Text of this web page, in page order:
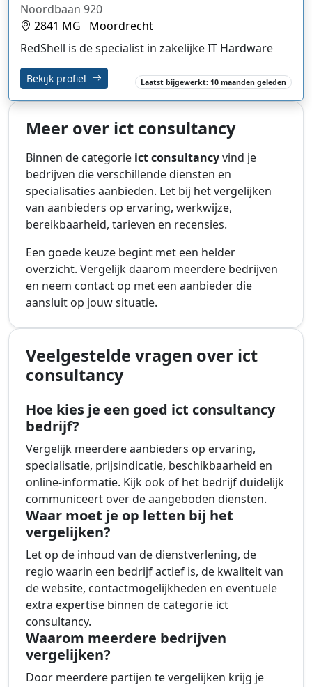
Noordbaan 920
2841 MG
Moordrecht
RedShell is de specialist in zakelijke IT Hardware
Bekijk profiel Laatst bijgewerkt: 10 maanden geleden
Meer over ict consultancy
Binnen de categorie ict consultancyvind je
bedrijven die verschillende diensten en
specialisaties aanbieden. Let bij het vergelijken
van aanbieders op ervaring, werkwijze,
bereikbaarheid, tarieven en recensies.
Een goede keuze begint met een helder
overzicht. Vergelijk daarom meerdere bedrijven
en neem contact op met een aanbieder die
aansluit op jouw situatie.
Veelgestelde vragen over ict
consultancy
Hoe kies je een goed ict consultancy
bedrijf?
Vergelijk meerdere aanbieders op ervaring,
specialisatie, prijsindicatie, beschikbaarheid en
online-informatie. Kijk ook of het bedrijf duidelijk
communiceert over de aangeboden diensten.
Waar moet je op letten bij het
vergelijken?
Let op de inhoud van de dienstverlening, de
regio waarin een bedrijf actief is, de kwaliteit van
de website, contactmogelijkheden en eventuele
extra expertise binnen de categorie ict
consultancy.
Waarom meerdere bedrijven
vergelijken?
Door meerdere partijen te vergelijken krijg je